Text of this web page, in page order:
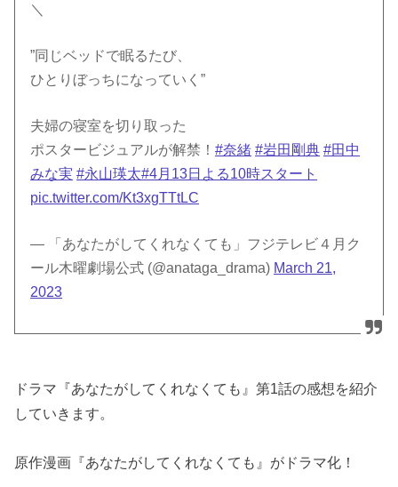
＼
”同じベッドで眠るたび、
ひとりぼっちになっていく”
夫婦の寝室を切り取った
ポスタービジュアルが解禁！#奈緒 #岩田剛典 #田中
みな実 #永山瑛太#4月13日よる10時スタート
pic.twitter.com/Kt3xgTTtLC
— 「あなたがしてくれなくても」フジテレビ４月ク
ール木曜劇場公式 (@anataga_drama) March 21,
2023
ドラマ『あなたがしてくれなくても』第1話の感想を紹介
していきます。
原作漫画『あなたがしてくれなくても』がドラマ化！